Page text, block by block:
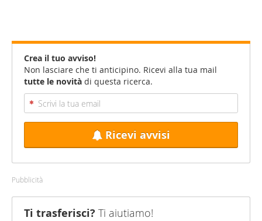
Crea il tuo avviso!
Non lasciare che ti anticipino. Ricevi alla tua mail
tutte le novità di questa ricerca.
Ricevi avvisi
Pubblicità
Ti trasferisci? Ti aiutiamo!